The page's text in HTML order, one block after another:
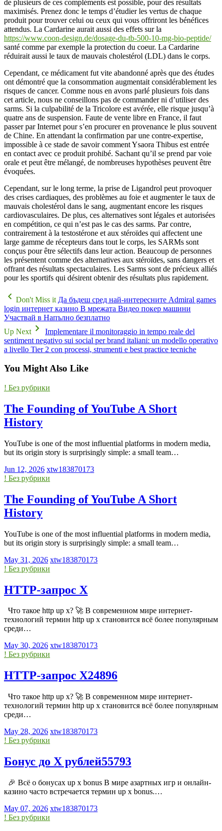
de plusieurs de ces compléments est possible, pour des résultats
maximisés. Prenez donc le temps d’étudier les vertus de chaque
produit pour trouver celui ou ceux qui vous offriront les bénéfices
attendus. La Cardarine aurait aussi des effets sur la
https://www.coon-design.de/dosage-du-tb-500-10-mg-bio-peptide/
santé comme par exemple la protection du coeur. La Cardarine
réduirait aussi le taux de mauvais cholestérol (LDL) dans le corps.
Cependant, ce médicament fut vite abandonné après que des études
ont démontré que la consommation augmentait considérablement les
risques de cancer. Comme nous en avons parlé plusieurs fois dans
cet article, nous ne conseillons pas de commander ni d’utiliser des
sarms. Si la culpabilité de la Tricolore est avérée, elle risque jusqu’à
quatre ans de suspension. Faute de vente libre en France, il faut
passer par Internet pour s’en procurer en provenance le plus souvent
de Chine. En attendant la confirmation par une contre-expertise,
impossible à ce stade de savoir comment Ysaora Thibus est entrée
en contact avec ce produit prohibé. Sachant qu’il se prend par voie
orale et peut être mélangé, de nombreuses hypothèses peuvent être
évoquées.
Cependant, sur le long terme, la prise de Ligandrol peut provoquer
des crises cardiaques, des problèmes au foie et augmenter le taux de
mauvais cholestérol dans le sang, augmentant encore les risques
cardiovasculaires. De plus, ces alternatives sont légales et autorisées
en compétition, ce qui n’est pas le cas des sarms. Par contre,
contrairement à la testostérone et aux stéroïdes qui affectent une
large gamme de récepteurs dans tout le corps, les SARMs sont
conçus pour être sélectifs dans leur action. Beaucoup de personnes
les présentent comme des alternatives aux stéroïdes, sans dangers et
offrant des résultats spectaculaires. Les Sarms sont de précieux alliés
pour les sportifs qui désirent obtenir des résultats plus rapidement.
Don't Miss it Да бъдеш сред най-интересните Admiral games
login интернет казино В мрежата Видео покер машини
Участвай в Напълно безплатно
Up Next
Implementare il monitoraggio in tempo reale del
sentiment negativo sui social per brand italiani: un modello operativo
a livello Tier 2 con processi, strumenti e best practice tecniche
You Might Also Like
! Без рубрики
The Founding of YouTube A Short
History
YouTube is one of the most influential platforms in modern media,
but its origin story is surprisingly simple: a small team…
Jun 12, 2026 xtw183870173
! Без рубрики
The Founding of YouTube A Short
History
YouTube is one of the most influential platforms in modern media,
but its origin story is surprisingly simple: a small team…
May 31, 2026 xtw183870173
! Без рубрики
HTTP-запрос X
Что такое http up x? 🚀 В современном мире интернет-
технологий термин http up x становится всё более популярным
среди…
May 30, 2026 xtw183870173
! Без рубрики
HTTP-запрос X24896
Что такое http up x? 🚀 В современном мире интернет-
технологий термин http up x становится всё более популярным
среди…
May 28, 2026 xtw183870173
! Без рубрики
Бонус до X рублей55793
🎉 Всё о бонусах up x bonus В мире азартных игр и онлайн-
казино часто встречается термин up x bonus.…
May 07, 2026 xtw183870173
! Без рубрики